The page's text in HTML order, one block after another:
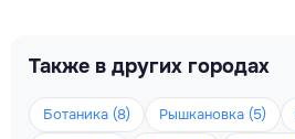
Также в других городах
Ботаника (8) Рышкановка (5)